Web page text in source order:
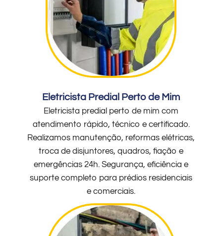
Eletricista Predial Perto de Mim
Eletricista predial perto de mim com
atendimento rápido, técnico e certificado.
Realizamos manutenção, reformas elétricas,
troca de disjuntores, quadros, fiação e
emergências 24h. Segurança, eficiência e
suporte completo para prédios residenciais
e comerciais.